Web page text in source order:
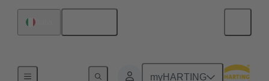
myHARTING
Collegamento scheda madre-scheda figlia